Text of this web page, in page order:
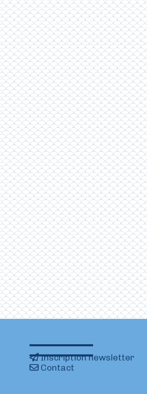
Inscription newsletter
Contact